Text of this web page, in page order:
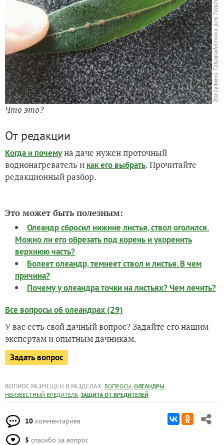
Что это?
От редакции
Когда и почемуна даче нужен проточный
воднонагреватель и как его выбрать. Прочитайте
редакционный разбор.
Это может быть полезным:
Олеандр сбросил нижние листья, ствол оголился.
Можно ли его обрезать под корень и укоренить
верхнюю часть?
Болеет олеандр, темнеет ствол и листья. В чем
причина?
Почему у олеандра точки на листьях? Чем лечить?
Все вопросы об олеандрах (29)
У вас есть свой дачный вопрос? Задайте его нашим
экспертам и опытным дачникам.
Задать вопрос
ВОПРОС РАЗМЕЩЕН В РАЗДЕЛАХ: ВОПРОСЫ, ОЛЕАНДРЫ,
НЕИЗВЕСТНЫЙ ВРЕДИТЕЛЬ, ЗАЩИТА ОТ ВРЕДИТЕЛЕЙ
10 комментариев
5 спасибо за вопрос